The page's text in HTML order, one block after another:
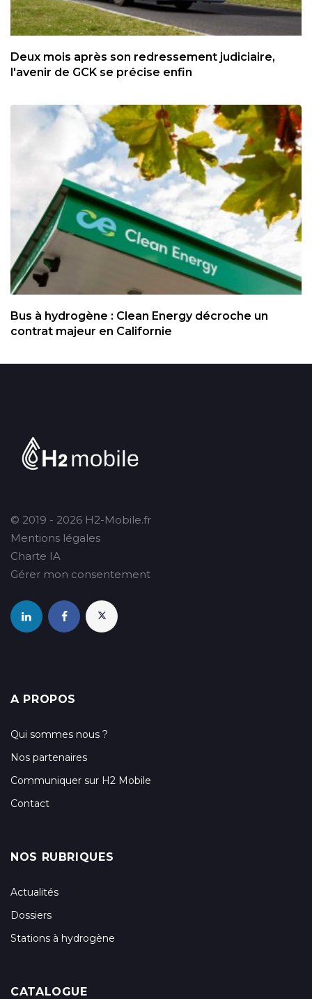
Deux mois après son redressement judiciaire,
l'avenir de GCK se précise enfin
Bus à hydrogène : Clean Energy décroche un
contrat majeur en Californie
© 2019 - 2026 H2-Mobile.fr
Mentions légales
Charte IA
Gérer mon consentement
A PROPOS
Qui sommes nous ?
Nos partenaires
Communiquer sur H2 Mobile
Contact
NOS RUBRIQUES
Actualités
Dossiers
Stations à hydrogène
CATALOGUE